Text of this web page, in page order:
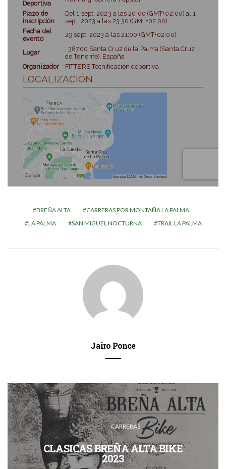
BREÑA ALTA
CARRERAS POR MONTAÑA LA PALMA
LA PALMA
SAN MIGUEL NOCTURNA TRAIL LA PALMA
Jairo Ponce
CARRERAS
CLASICAS BREÑA ALTA BIKE
2023